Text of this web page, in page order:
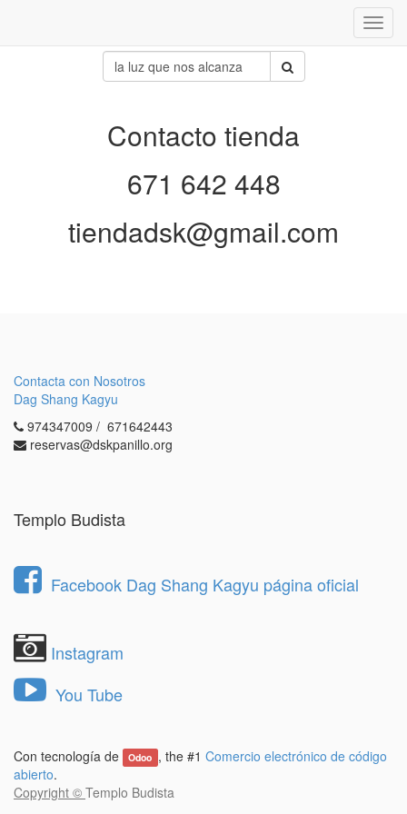
Contacto tienda
671 642 448
tiendadsk@gmail.com
Contacta con Nosotros
Dag Shang Kagyu
974347009 / 671642443
reservas@dskpanillo.org
Templo Budista
Facebook Dag Shang Kagyu página oficial
Instagram
You Tube
Con tecnología de Odoo , the #1 Comercio electrónico de código
abierto.
Copyright © Templo Budista